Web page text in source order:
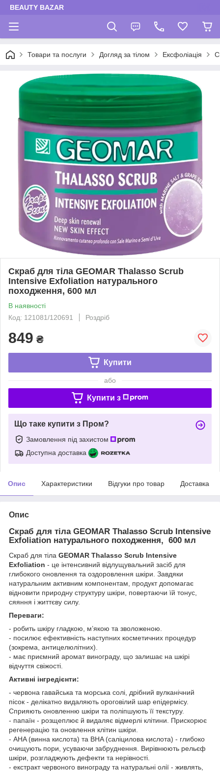
BEAUTY BAZAR
Товари та послуги Догляд за тілом Ексфоліація
Скраб для тіла GEOMAR Thalasso Scrub
Intensive Exfoliation натурального
походження, 600 мл
В наявності
Код: 121081/120691
Роздріб
849 ₴
Купити
або
Купити з
Що таке купити з Пром?
Замовлення під захистом
Доступна доставка
Опис Характеристики Відгуки про товар Доставка
Опис
Скраб для тіла GEOMAR Thalasso Scrub Intensive
Exfoliation натурального походження, 600 мл
Скраб для тіла GEOMAR Thalasso Scrub Intensive
Exfoliation - це інтенсивний відлущувальний засіб для
глибокого оновлення та оздоровлення шкіри. Завдяки
натуральним активним компонентам, продукт допомагає
відновити природну структуру шкіри, повертаючи їй тонус,
сяяння і життєву силу.
Переваги:
- робить шкіру гладкою, м’якою та зволоженою.
- посилює ефективність наступних косметичних процедур
(зокрема, антицелюлітних).
- має приємний аромат винограду, що залишає на шкірі
відчуття свіжості.
Активні інгредієнти:
- червона гавайська та морська солі, дрібний вулканічний
пісок - делікатно видаляють ороговілий шар епідермісу.
Сприяють оновленню шкіри та поліпшують її текстуру.
- папаїн - розщеплює й видаляє відмерлі клітини. Прискорює
регенерацію та оновлення клітин шкіри.
- AHA (винна кислота) та BHA (саліцилова кислота) - глибоко
очищують пори, усуваючи забруднення. Вирівнюють рельєф
шкіри, розгладжують дефекти та нерівності.
- екстракт червоного винограду та натуральні олії - живлять,